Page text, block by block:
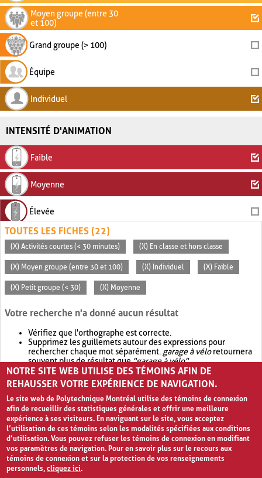
Moyen groupe (entre 30
et 100)
Grand groupe (> 100)
Équipe
Individuel
INTENSITÉ D'ANIMATION
Faible
Moyenne
Élevée
TOUTES LES FICHES (22)
(X) Activités courtes (< 30 minutes) (X) En classe et hors classe
(X) Moyen groupe (entre 30 et 100) (X) Individuel (X) Faible
(X) Petit groupe (< 30) (X) Moyenne
Votre recherche n'a donné aucun résultat
Vérifiez que l'orthographe est correcte.
Supprimez les guillemets autour des expressions pour
rechercher chaque mot séparément. garage à véloretournera
souvent plus de résultat que"garage à vélo".
Envisagez d'élargir votre recherche avec OR.garage OR vélo
retournera souvent plus de résultat quegarage à vélo
NOTRE SITE WEB UTILISE DES TÉMOINS AFIN DE
REHAUSSER VOTRE EXPÉRIENCE DE NAVIGATION.
Le site web de Polytechnique Montréal utilise des témoins de connexion
afin de recueillir des statistiques générales et offrir une meilleure
expérience à ses visiteurs. En naviguant sur le site, vous acceptez
l’utilisation de ces témoins selon les modalités spécifiées aux conditions
d’utilisation. Vous pouvez refuser les témoins de connexion en modifiant
vos paramètres de navigation. Pour en savoir plus sur le recours aux
témoins de connexion et sur la protection de vos renseignements
personnels,cliquez ici.